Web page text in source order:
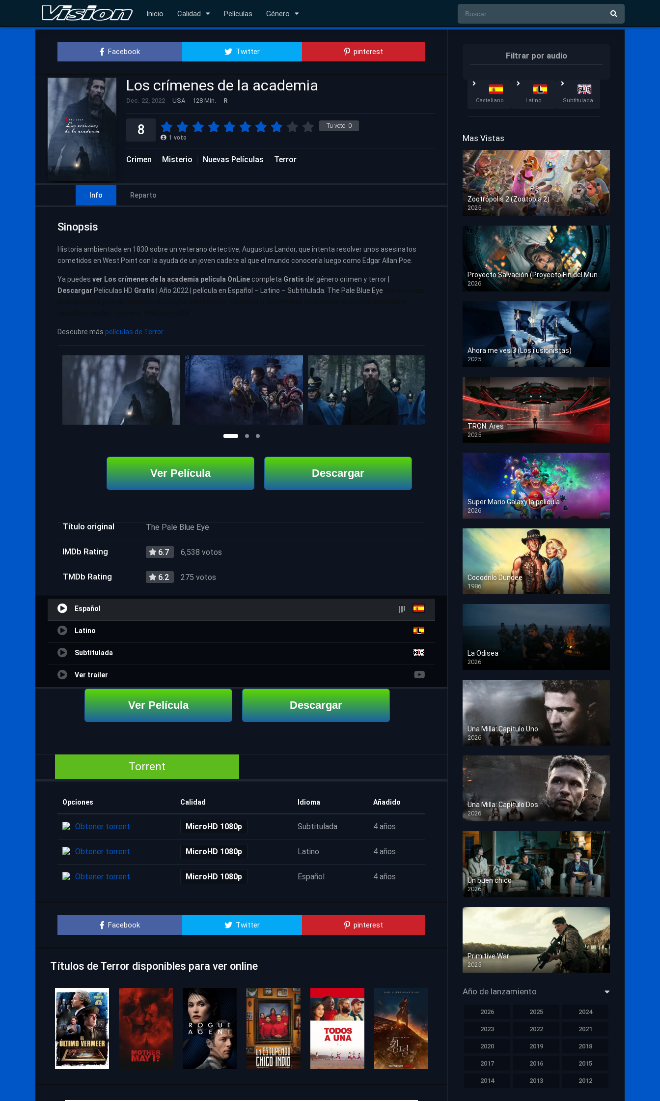
Inicio Calidad Películas Género
Facebook Twitter pinterest
Los crímenes de la academia
Dec. 22, 2022 USA 128 Min. R
Tu voto: 0
8 1 voto
Crimen Misterio Nuevas Películas Terror
Info Reparto
Sinopsis
Historia ambientada en 1830 sobre un veterano detective, Augustus Landor, que intenta resolver unos asesinatos
cometidos en West Point con la ayuda de un joven cadete al que el mundo conocería luego como Edgar Allan Poe.
Ya puedes ver Los crímenes de la academia película OnLinecompleta Gratis del género crimen y terror |
Descargar Peliculas HD Gratis | Año 2022 | película en Español – Latino – Subtitulada. The Pale Blue Eye
Descubre más películas de Terror.
Ver Película Descargar
Título original The Pale Blue Eye
IMDb Rating 6.7 6,538 votos
TMDb Rating 6.2 275 votos
Español
Latino
Subtitulada
Ver trailer
Ver Película Descargar
Torrent
Opciones Calidad Idioma Añadido
Obtener torrent MicroHD 1080p Subtitulada 4 años
Obtener torrent MicroHD 1080p Latino 4 años
Obtener torrent MicroHD 1080p Español 4 años
Facebook Twitter pinterest
Títulos de Terror disponibles para ver online
Filtrar por audio
Castellano Latino Subtitulada
Mas Vistas
Zootrópolis 2 (Zootopia 2)
2025
HD 1080p
Proyecto Salvación (Proyecto Fin del Mundo)
2026
HD 1080p
Ahora me ves 3 (Los ilusionistas)
2025
HD 1080p
TRON: Ares
2025
HD 1080p
Super Mario Galaxy la película
2026
HD 1080p
Cocodrilo Dundee
1986
HD 1080p
La Odisea
2026
TS Screener
Una Milla: Capítulo Uno
2026
HD 1080p
Una Milla: Capítulo Dos
2026
HD 1080p
Un buen chico
2026
HD 1080p
Primitive War
2025
HD 1080p
Año de lanzamiento
2026 2025 2024
2023 2022 2021
2020 2019 2018
2017 2016 2015
2014 2013 2012